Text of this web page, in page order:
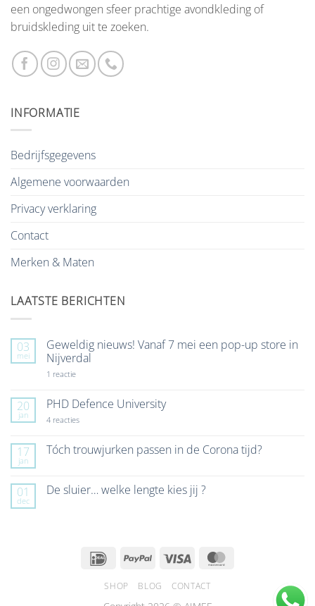
een ongedwongen sfeer prachtige avondkleding of
bruidskleding uit te zoeken.
INFORMATIE
Bedrijfsgegevens
Algemene voorwaarden
Privacy verklaring
Contact
Merken & Maten
LAATSTE BERICHTEN
03
mei
Geweldig nieuws! Vanaf 7 mei een pop-up store in
Nijverdal
1 reactieop
Vanaf
7
mei
up
store
20
jan
PHD Defence University
4 reactiesop
University
17
jan
Tóch trouwjurken passen in de Corona tijd?
Tóch
01
dec
De sluier… welke lengte kies jij ?
IDeal PayPal Visa
SHOP BLOG CONTACT